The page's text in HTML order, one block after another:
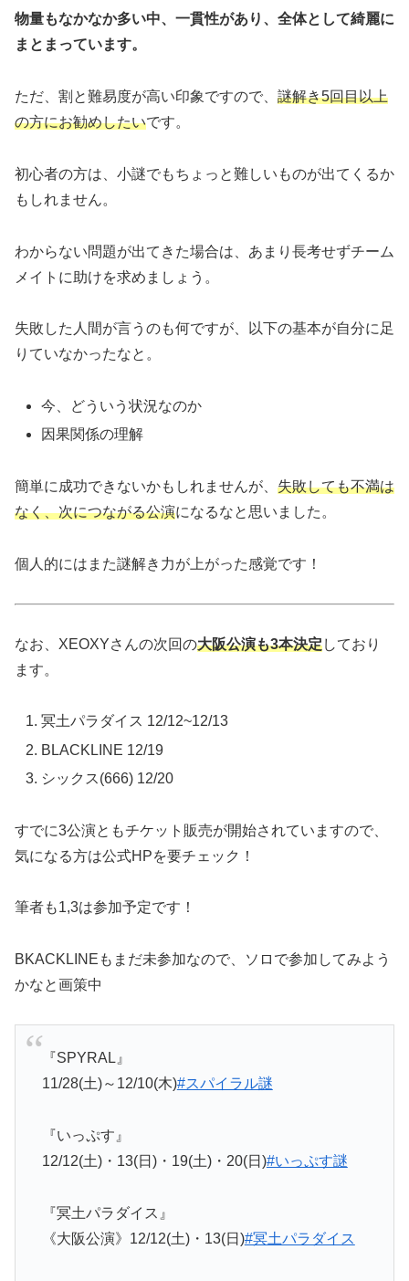
物量もなかなか多い中、一貫性があり、全体として綺麗に
まとまっています。
ただ、割と難易度が高い印象ですので、 謎解き5回目以上
の方にお勧めしたいです。
初心者の方は、小謎でもちょっと難しいものが出てくるか
もしれません。
わからない問題が出てきた場合は、あまり長考せずチーム
メイトに助けを求めましょう。
失敗した人間が言うのも何ですが、以下の基本が自分に足
りていなかったなと。
今、どういう状況なのか
因果関係の理解
簡単に成功できないかもしれませんが、 失敗しても不満は
なく、次につながる公演になるなと思いました。
個人的にはまた謎解き力が上がった感覚です！
なお、XEOXYさんの次回の大阪公演も3本決定しており
ます。
冥土パラダイス 12/12~12/13
BLACKLINE 12/19
シックス(666) 12/20
すでに3公演ともチケット販売が開始されていますので、
気になる方は公式HPを要チェック！
筆者も1,3は参加予定です！
BKACKLINEもまだ未参加なので、ソロで参加してみよう
かなと画策中
『SPYRAL』
11/28(土)～12/10(木)#スパイラル謎
『いっぷす』
12/12(土)・13(日)・19(土)・20(日)#いっぷす謎
『冥土パラダイス』
《大阪公演》12/12(土)・13(日)#冥土パラダイス